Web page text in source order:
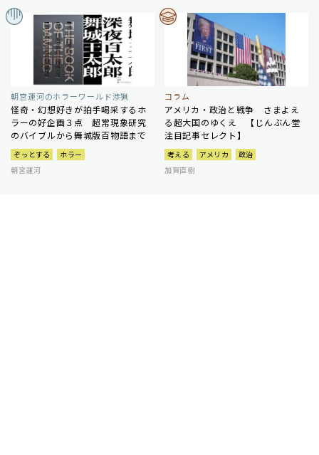
朝宮運河のホラーワールド渉猟
怪奇・幻想好きが拍手喝采するホ
ラーの好企画３点 超常現象研究
のバイブルから舞城版百物語まで
ぞっとする
ホラー
朝宮運河
コラム
アメリカ・政治と戦争 さまよえ
る超大国のゆくえ 【じんぶん堂
注目記事セレクト】
考える アメリカ
政治
加賀直樹